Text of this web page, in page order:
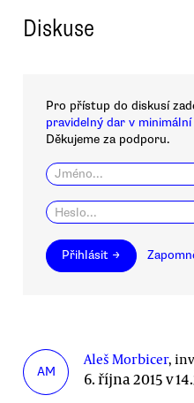
Diskuse
Pro přístup do diskusí
pravidelný dar v
Děkujeme za podporu.
Přihlásit →
AM
Aleš Morbicer,
6. října 2015 v